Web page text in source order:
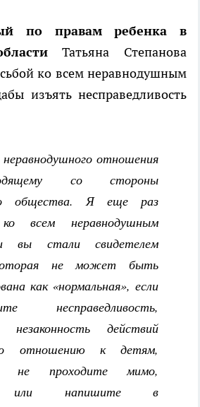
по правам ребенка в
Татьяна Степанова
ко всем неравнодушным
изъять несправедливость
отношения
со стороны
общества. Я еще раз
всем неравнодушным
вы стали свидетелем
не может быть
как «нормальная», если
несправедливость,
незаконность действий
отношению к детям,
не проходите мимо,
или напишите в